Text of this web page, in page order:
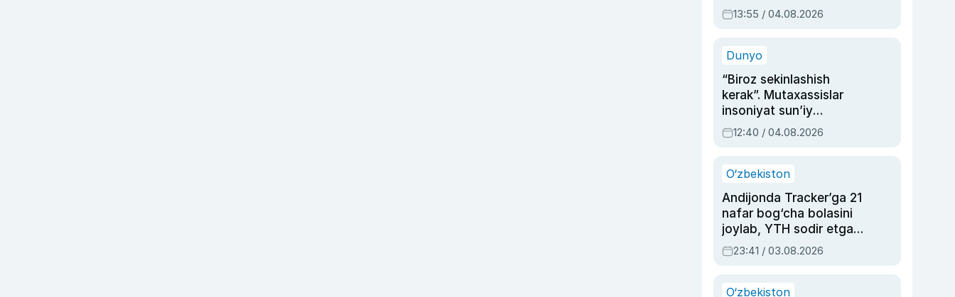
dublyaj ustasi Rimma
Ahmedovaning
13:55 / 04.08.2026
Dunyo
“Biroz sekinlashish
kerak”. Mutaxassislar
insoniyat sun’iy
intellektni boshqara
olmay qolishidan xavotir
12:40 / 04.08.2026
O‘zbekiston
Andijonda Tracker’ga 21
nafar bog‘cha bolasini
joylab, YTH sodir etgan
ayolga sud hukmi o‘qildi
23:41 / 03.08.2026
O‘zbekiston